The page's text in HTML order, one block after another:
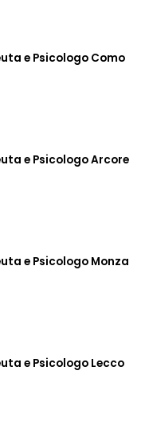
e Psicologo Como
e Psicologo Arcore
e Psicologo Monza
e Psicologo Lecco